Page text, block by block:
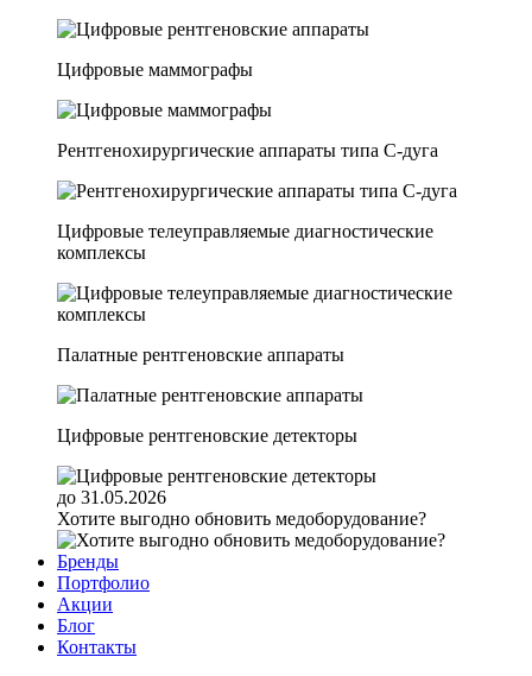
Цифровые маммографы
Рентгенохирургические аппараты типа C-дуга
Цифровые телеуправляемые диагностические
комплексы
Палатные рентгеновские аппараты
Цифровые рентгеновские детекторы
до 31.05.2026
Хотите выгодно обновить медоборудование?
Бренды
Портфолио
Акции
Блог
Контакты